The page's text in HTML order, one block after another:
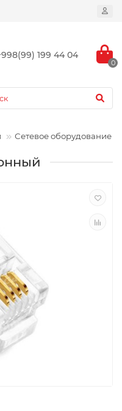
199 44 04
0
Сетевое оборудование